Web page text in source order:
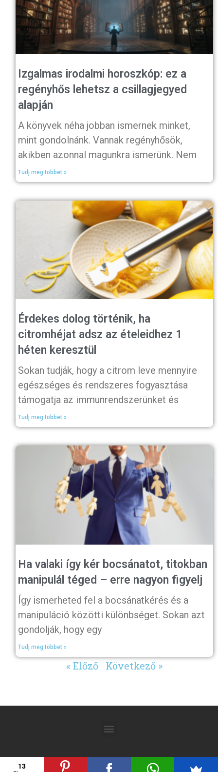
Izgalmas irodalmi horoszkóp: ez a
regényhős lehetsz a csillagjegyed
alapján
A könyvek néha jobban ismernek minket,
mint gondolnánk. Vannak regényhősök,
akikben azonnal magunkra ismerünk. Nem
Tudj meg többet »
Érdekes dolog történik, ha
citromhéjat adsz az ételeidhez 1
héten keresztül
Sokan tudják, hogy a citrom leve mennyire
egészséges és rendszeres fogyasztása
támogatja az immunrendszerünket és
Tudj meg többet »
Ha valaki így kér bocsánatot, titokban
manipulál téged – erre nagyon figyelj
Így ismerheted fel a bocsánatkérés és a
manipuláció közötti különbséget. Sokan azt
gondolják, hogy egy
Tudj meg többet »
« Előző Következő »
13